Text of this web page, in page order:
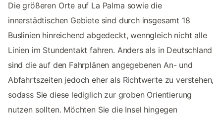
Die größeren Orte auf La Palma sowie die
innerstädtischen Gebiete sind durch insgesamt 18
Buslinien hinreichend abgedeckt, wenngleich nicht alle
Linien im Stundentakt fahren. Anders als in Deutschland
sind die auf den Fahrplänen angegebenen An- und
Abfahrtszeiten jedoch eher als Richtwerte zu verstehen,
sodass Sie diese lediglich zur groben Orientierung
nutzen sollten. Möchten Sie die Insel hingegen